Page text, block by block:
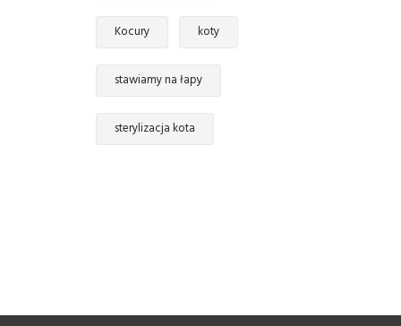
Kocury koty
stawiamy na łapy
sterylizacja kota